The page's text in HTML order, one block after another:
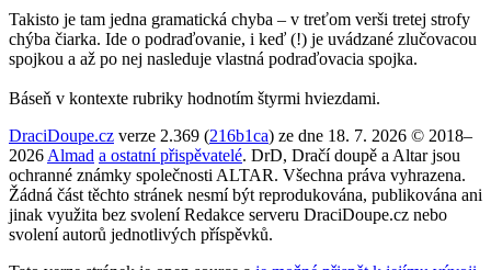
Takisto je tam jedna gramatická chyba – v treťom verši tretej strofy
chýba čiarka. Ide o podraďovanie, i keď (!) je uvádzané zlučovacou
spojkou a až po nej nasleduje vlastná podraďovacia spojka.
Báseň v kontexte rubriky hodnotím štyrmi hviezdami.
DraciDoupe.cz verze 2.369 (216b1ca) ze dne 18. 7. 2026 © 2018–
2026 Almad a ostatní přispěvatelé. DrD, Dračí doupě a Altar jsou
ochranné známky společnosti ALTAR. Všechna práva vyhrazena.
Žádná část těchto stránek nesmí být reprodukována, publikována ani
jinak využita bez svolení Redakce serveru DraciDoupe.cz nebo
svolení autorů jednotlivých příspěvků.